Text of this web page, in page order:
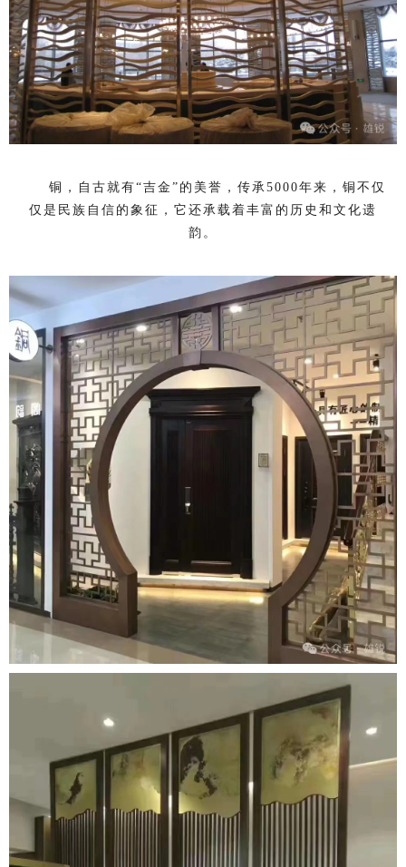
铜，自古就有“吉金”的美誉，传承5000年来，铜不仅
仅是民族自信的象征，它还承载着丰富的历史和文化遗
韵。